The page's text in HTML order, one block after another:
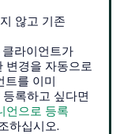
않고 기존
라이언트가
변경을 자동으로
트를 이미
록하고 싶다면
언으로 등록
하십시오.